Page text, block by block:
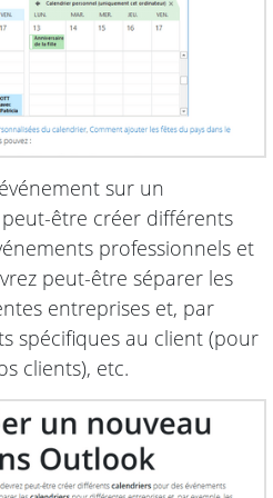
sur un
peut-être créer différents
professionnels et
peut-être séparer les
entreprises et, par
spécifiques au client (pour
clients), etc.